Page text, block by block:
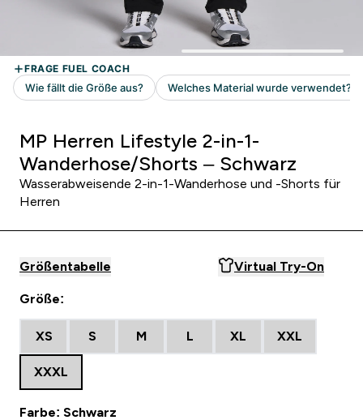
MP Herren Lifestyle 2-in-1-
Wanderhose/Shorts – Schwarz
Wasserabweisende 2-in-1-Wanderhose und -Shorts für
Herren
Größentabelle Virtual Try-On
Größe:
XS S M L XL XXL
XXXL
Farbe: Schwarz